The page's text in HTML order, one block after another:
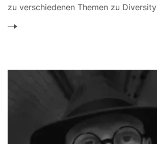
zu verschiedenen Themen zu